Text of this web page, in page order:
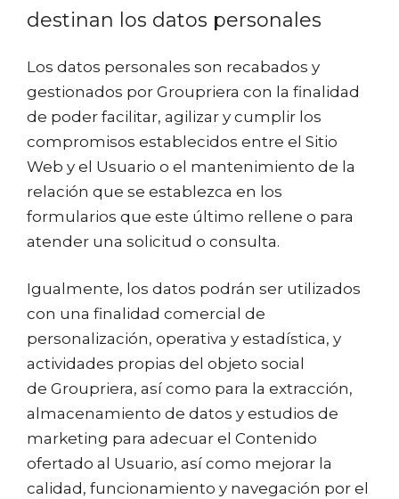
destinan los datos personales
Los datos personales son recabados y
gestionados por Groupriera con la finalidad
de poder facilitar, agilizar y cumplir los
compromisos establecidos entre el Sitio
Web y el Usuario o el mantenimiento de la
relación que se establezca en los
formularios que este último rellene o para
atender una solicitud o consulta.
Igualmente, los datos podrán ser utilizados
con una finalidad comercial de
personalización, operativa y estadística, y
actividades propias del objeto social
de Groupriera, así como para la extracción,
almacenamiento de datos y estudios de
marketing para adecuar el Contenido
ofertado al Usuario, así como mejorar la
calidad, funcionamiento y navegación por el